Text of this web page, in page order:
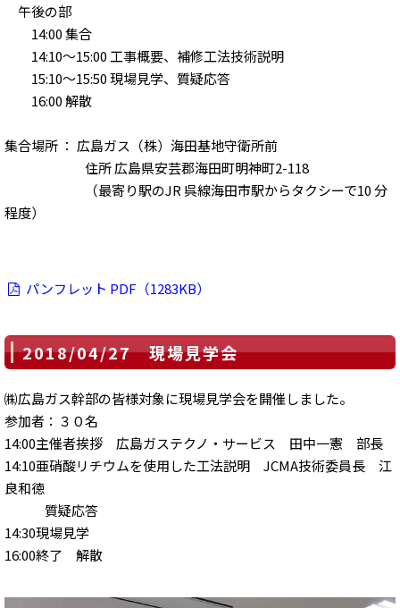
午後の部
14:00 集合
14:10～15:00 工事概要、補修工法技術説明
15:10～15:50 現場見学、質疑応答
16:00 解散
集合場所 ： 広島ガス（株）海田基地守衛所前
住所 広島県安芸郡海田町明神町2-118
（最寄り駅のJR 呉線海田市駅からタクシーで10 分
程度）
パンフレット PDF（1283KB）
2018/04/27 現場見学会
㈱広島ガス幹部の皆様対象に現場見学会を開催しました。
参加者：３０名
14:00主催者挨拶 広島ガステクノ・サービス 田中一憲 部長
14:10亜硝酸リチウムを使用した工法説明 JCMA技術委員長 江
良和徳
質疑応答
14:30現場見学
16:00終了 解散